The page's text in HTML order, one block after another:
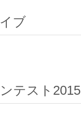
ブ
テスト2015